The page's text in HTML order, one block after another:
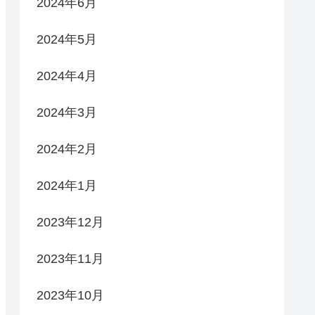
2024年5月
2024年4月
2024年3月
2024年2月
2024年1月
2023年12月
2023年11月
2023年10月